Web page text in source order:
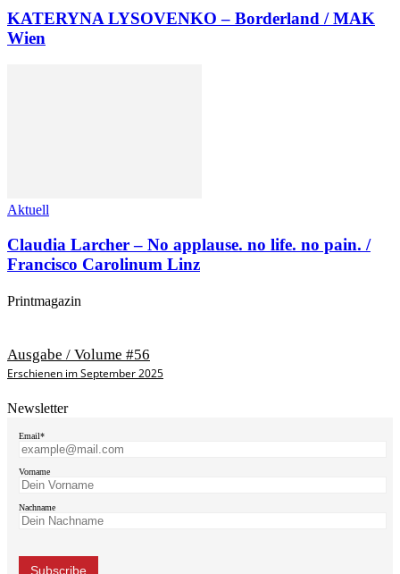
KATERYNA LYSOVENKO – Borderland / MAK
Wien
Aktuell
Claudia Larcher – No applause. no life. no pain. /
Francisco Carolinum Linz
Printmagazin
Ausgabe / Volume #56
Erschienen im September 2025
Newsletter
Email*
Vorname
Nachname